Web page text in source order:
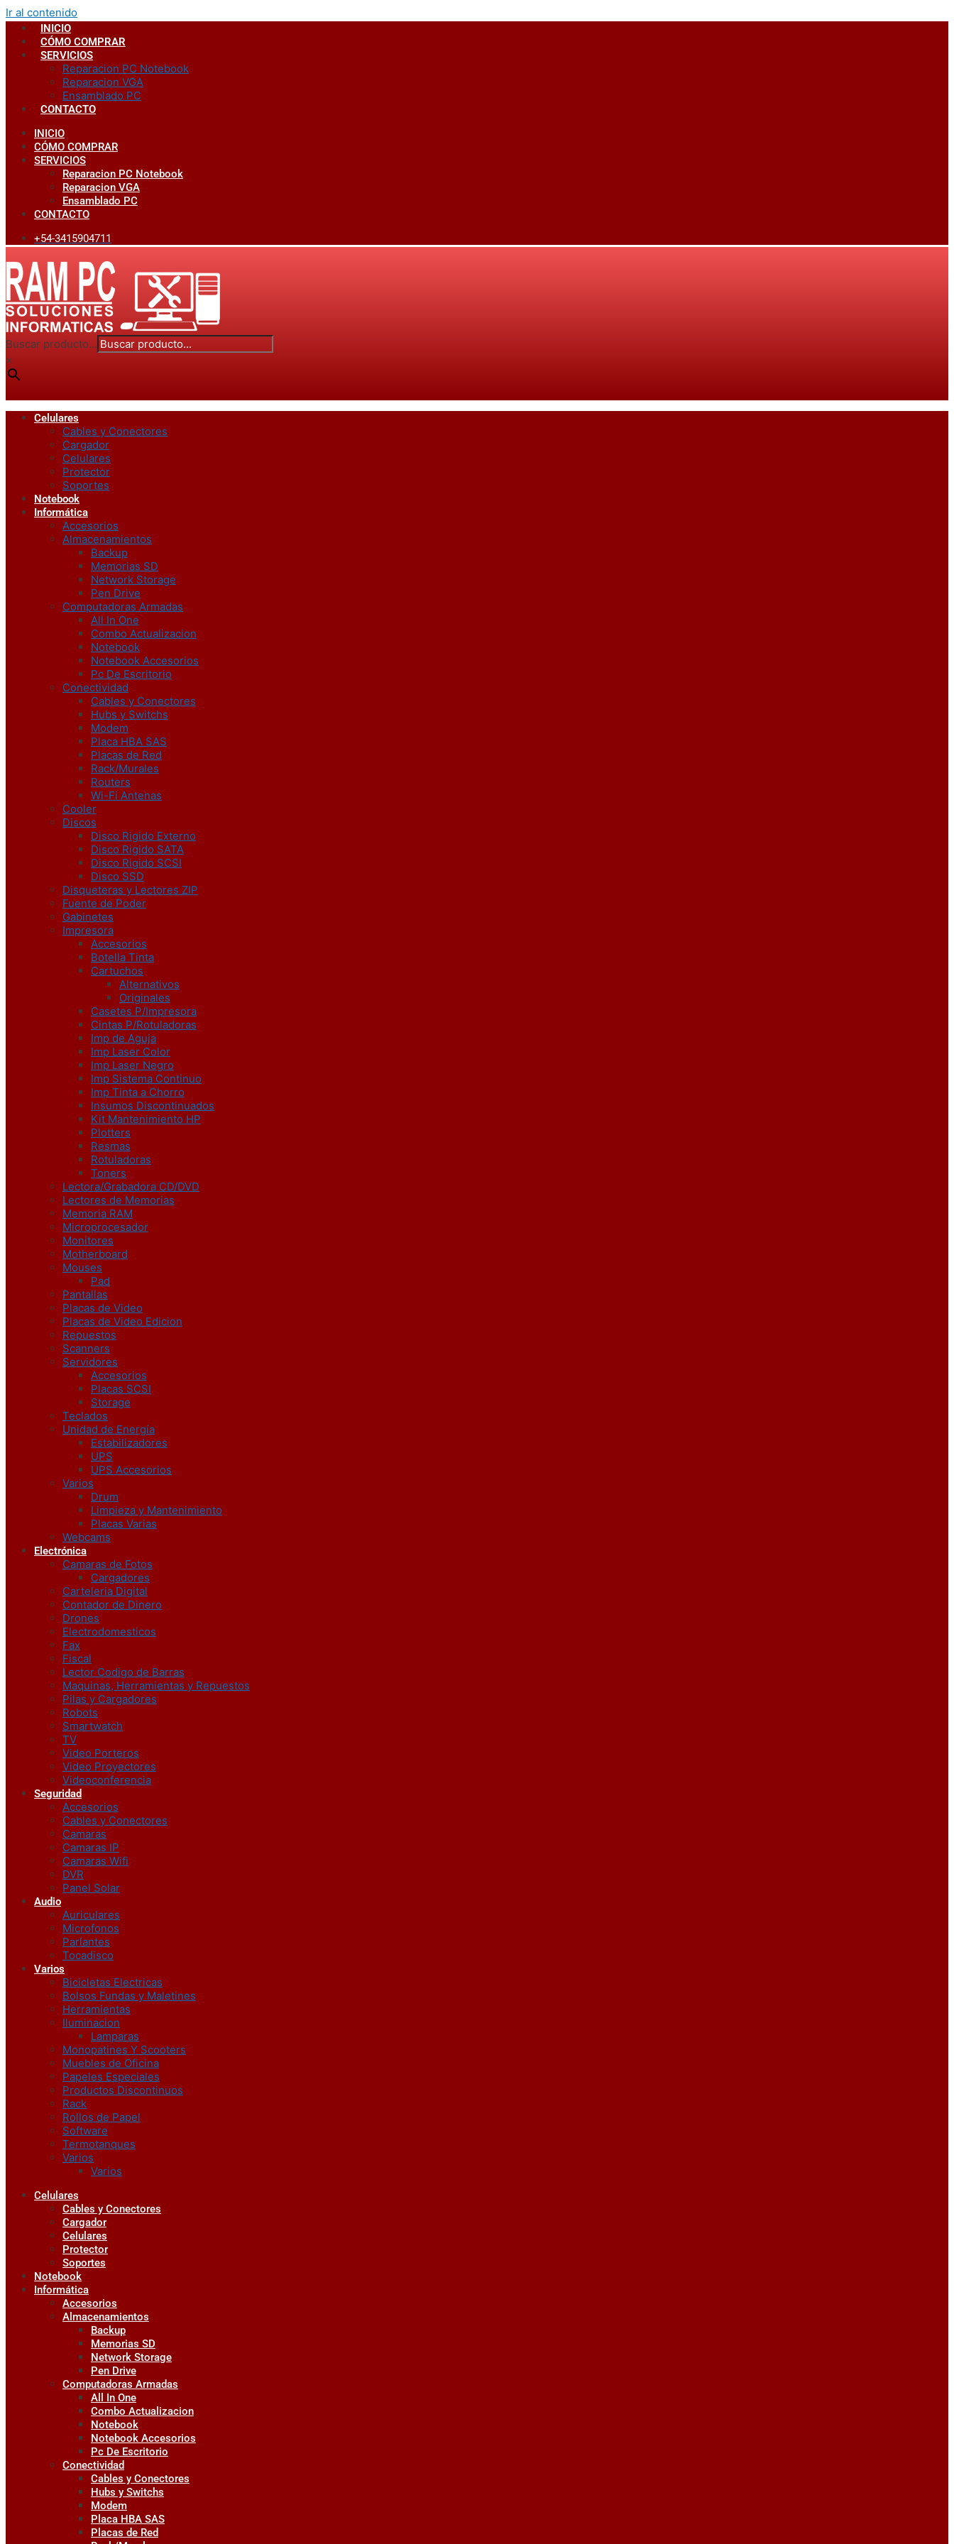
Ir al contenido
INICIO
CÓMO COMPRAR
SERVICIOS
Reparacion PC Notebook
Reparacion VGA
Ensamblado PC
CONTACTO
INICIO
CÓMO COMPRAR
SERVICIOS
Reparacion PC Notebook
Reparacion VGA
Ensamblado PC
CONTACTO
+54-3415904711
Buscar producto...
×
Celulares
Cables y Conectores
Cargador
Celulares
Protector
Soportes
Notebook
Informática
Accesorios
Almacenamientos
Backup
Memorias SD
Network Storage
Pen Drive
Computadoras Armadas
All In One
Combo Actualizacion
Notebook
Notebook Accesorios
Pc De Escritorio
Conectividad
Cables y Conectores
Hubs y Switchs
Modem
Placa HBA SAS
Placas de Red
Rack/Murales
Routers
Wi-Fi Antenas
Cooler
Discos
Disco Rigido Externo
Disco Rigido SATA
Disco Rigido SCSI
Disco SSD
Disqueteras y Lectores ZIP
Fuente de Poder
Gabinetes
Impresora
Accesorios
Botella Tinta
Cartuchos
Alternativos
Originales
Casetes P/Impresora
Cintas P/Rotuladoras
Imp de Aguja
Imp Laser Color
Imp Laser Negro
Imp Sistema Continuo
Imp Tinta a Chorro
Insumos Discontinuados
Kit Mantenimiento HP
Plotters
Resmas
Rotuladoras
Toners
Lectora/Grabadora CD/DVD
Lectores de Memorias
Memoria RAM
Microprocesador
Monitores
Motherboard
Mouses
Pad
Pantallas
Placas de Video
Placas de Video Edicion
Repuestos
Scanners
Servidores
Accesorios
Placas SCSI
Storage
Teclados
Unidad de Energía
Estabilizadores
UPS
UPS Accesorios
Varios
Drum
Limpieza y Mantenimiento
Placas Varias
Webcams
Electrónica
Camaras de Fotos
Cargadores
Carteleria Digital
Contador de Dinero
Drones
Electrodomesticos
Fax
Fiscal
Lector Codigo de Barras
Maquinas, Herramientas y Repuestos
Pilas y Cargadores
Robots
Smartwatch
TV
Video Porteros
Video Proyectores
Videoconferencia
Seguridad
Accesorios
Cables y Conectores
Camaras
Camaras IP
Camaras Wifi
DVR
Panel Solar
Audio
Auriculares
Microfonos
Parlantes
Tocadisco
Varios
Bicicletas Electricas
Bolsos Fundas y Maletines
Herramientas
Iluminacion
Lamparas
Monopatines Y Scooters
Muebles de Oficina
Papeles Especiales
Productos Discontinuos
Rack
Rollos de Papel
Software
Termotanques
Varios
Varios
Celulares
Cables y Conectores
Cargador
Celulares
Protector
Soportes
Notebook
Informática
Accesorios
Almacenamientos
Backup
Memorias SD
Network Storage
Pen Drive
Computadoras Armadas
All In One
Combo Actualizacion
Notebook
Notebook Accesorios
Pc De Escritorio
Conectividad
Cables y Conectores
Hubs y Switchs
Modem
Placa HBA SAS
Placas de Red